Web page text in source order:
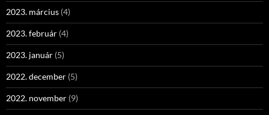
2023. március (4)
2023. február (4)
2023. január (5)
2022. december (5)
2022. november (9)